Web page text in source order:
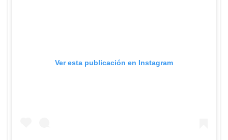
Ver esta publicación en Instagram